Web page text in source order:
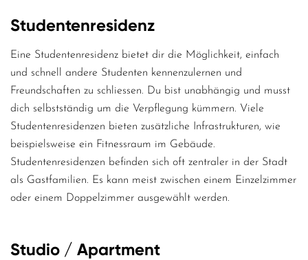
Studentenresidenz
Eine Studentenresidenz bietet dir die Möglichkeit, einfach
und schnell andere Studenten kennenzulernen und
Freundschaften zu schliessen. Du bist unabhängig und musst
dich selbstständig um die Verpflegung kümmern. Viele
Studentenresidenzen bieten zusätzliche Infrastrukturen, wie
beispielsweise ein Fitnessraum im Gebäude.
Studentenresidenzen befinden sich oft zentraler in der Stadt
als Gastfamilien. Es kann meist zwischen einem Einzelzimmer
oder einem Doppelzimmer ausgewählt werden.
Studio / Apartment